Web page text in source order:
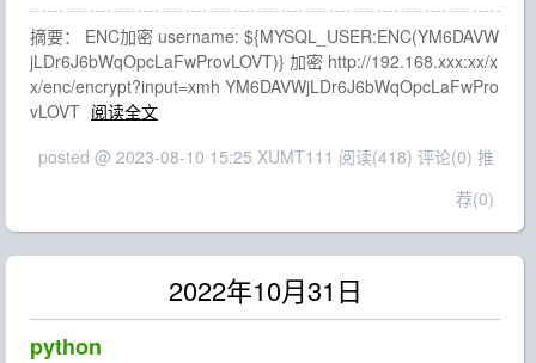
摘要： ENC加密 username: ${MYSQL_USER:ENC(YM6DAVW
jLDr6J6bWqOpcLaFwProvLOVT)} 加密 http://192.168.xxx:xx/x
x/enc/encrypt?input=xmh YM6DAVWjLDr6J6bWqOpcLaFwPro
vLOVT 阅读全文
posted @ 2023-08-10 15:25 XUMT111 阅读(418) 评论(0) 推
荐(0)
2022年10月31日
python